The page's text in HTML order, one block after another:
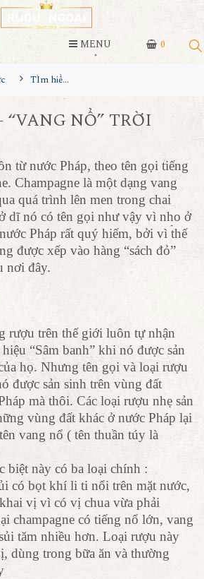
0
MENU
TÌm hiểu về rượu
“VANG NỔ” TRỜI
từ nước Pháp, theo tên gọi tiếng
Champagne là một dạng vang
quá trình lên men trong chai
dĩ nó có tên gọi như vậy vì nho ở
Pháp rất quý hiếm, bởi vì thế
được xếp vào hàng “sách đỏ”
nơi đây.
rượu trên thế giới luôn tự nhận
“Sâm banh” khi nó được sản
họ. Nhưng tên gọi và loại rượu
được sản sinh trên vùng đất
mà thôi. Các loại rượu nhẹ sản
vùng đất khác ở nước Pháp lại
vang nổ ( tên thuần túy là
biệt này có ba loại chính :
có bọt khí li ti nổi trên mặt nước,
vị vì có vị chua vừa phải
champagne có tiếng nổ lớn, vang
tăm nhiều hơn. Loại rượu này
dùng trong bữa ăn và thường